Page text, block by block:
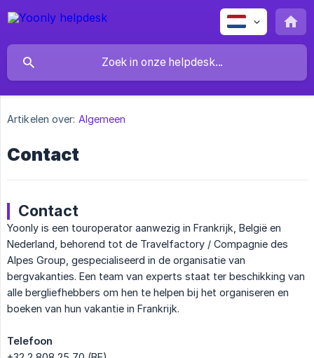
Artikelen over: Algemeen
Contact
Contact
Yoonly is een touroperator aanwezig in Frankrijk, België en
Nederland, behorend tot de Travelfactory / Compagnie des
Alpes Group, gespecialiseerd in de organisatie van
bergvakanties. Een team van experts staat ter beschikking van
alle bergliefhebbers om hen te helpen bij het organiseren en
boeken van hun vakantie in Frankrijk.
Telefoon